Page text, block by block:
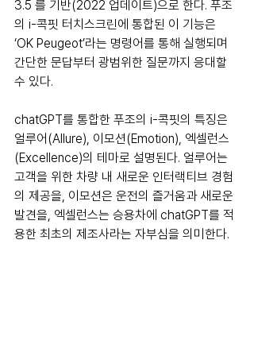
3.5 를 기반(2022 업데이트)으로 한다. 푸조
의 i-콕핏 터치스크린에 통합된 이 기능은
‘OK Peugeot’라는 명령어를 통해 실행되며
간단한 문답부터 광범위한 질문까지 응대할
수 있다.
chatGPT를 통합한 푸조의 i-콕핏의 특징은
얼루어(Allure), 이모션(Emotion), 엑셀런스
(Excellence)의 테마로 설명된다. 얼루어는
고객을 위한 차량 내 새로운 인터랙티브 경험
의 제공을, 이모션은 운전의 즐거움과 새로운
발견을, 엑셀런스는 승용차에 chatGPT를 적
용한 최초의 제조사라는 자부심을 의미한다.